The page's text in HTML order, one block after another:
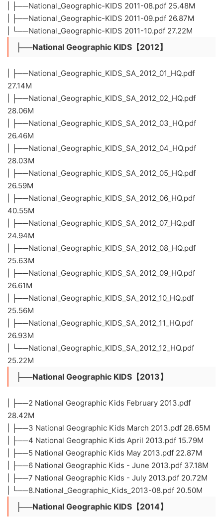
| ├──National_Geographic-KIDS 2011-08.pdf 25.48M
| ├──National_Geographic-KIDS 2011-09.pdf 26.87M
| └──National_Geographic-KIDS 2011-10.pdf 27.22M
├──National Geographic KIDS【2012】
| ├──National_Geographic_KIDS_SA_2012_01_HQ.pdf
27.14M
| ├──National_Geographic_KIDS_SA_2012_02_HQ.pdf
28.06M
| ├──National_Geographic_KIDS_SA_2012_03_HQ.pdf
26.46M
| ├──National_Geographic_KIDS_SA_2012_04_HQ.pdf
28.03M
| ├──National_Geographic_KIDS_SA_2012_05_HQ.pdf
26.59M
| ├──National_Geographic_KIDS_SA_2012_06_HQ.pdf
40.55M
| ├──National_Geographic_KIDS_SA_2012_07_HQ.pdf
24.94M
| ├──National_Geographic_KIDS_SA_2012_08_HQ.pdf
25.63M
| ├──National_Geographic_KIDS_SA_2012_09_HQ.pdf
26.61M
| ├──National_Geographic_KIDS_SA_2012_10_HQ.pdf
25.56M
| ├──National_Geographic_KIDS_SA_2012_11_HQ.pdf
26.93M
| └──National_Geographic_KIDS_SA_2012_12_HQ.pdf
25.22M
├──National Geographic KIDS【2013】
| ├──2 National Geographic Kids February 2013.pdf
28.42M
| ├──3 National Geographic Kids March 2013.pdf 28.65M
| ├──4 National Geographic Kids April 2013.pdf 15.79M
| ├──5 National Geographic Kids May 2013.pdf 22.87M
| ├──6 National Geographic Kids - June 2013.pdf 37.18M
| ├──7 National Geographic Kids - July 2013.pdf 20.72M
| └──8.National_Geographic_Kids_2013-08.pdf 20.50M
├──National Geographic KIDS【2014】